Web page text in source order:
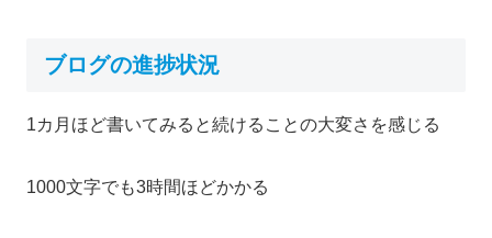
ブログの進捗状況
1カ月ほど書いてみると続けることの大変さを感じる
1000文字でも3時間ほどかかる